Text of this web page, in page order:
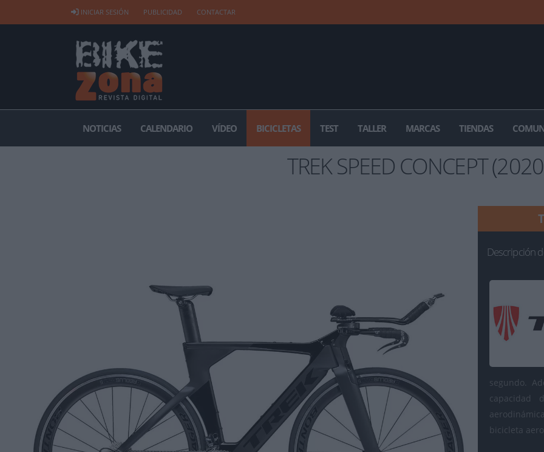
INICIAR SESIÓN PUBLICIDAD CONTACTAR
NOTICIAS CALENDARIO VÍDEO BICICLETAS TEST TALLER MARCAS TIENDAS
TREK SPEED CONCEPT
Descripción
segundo.
capacidad
bicicleta